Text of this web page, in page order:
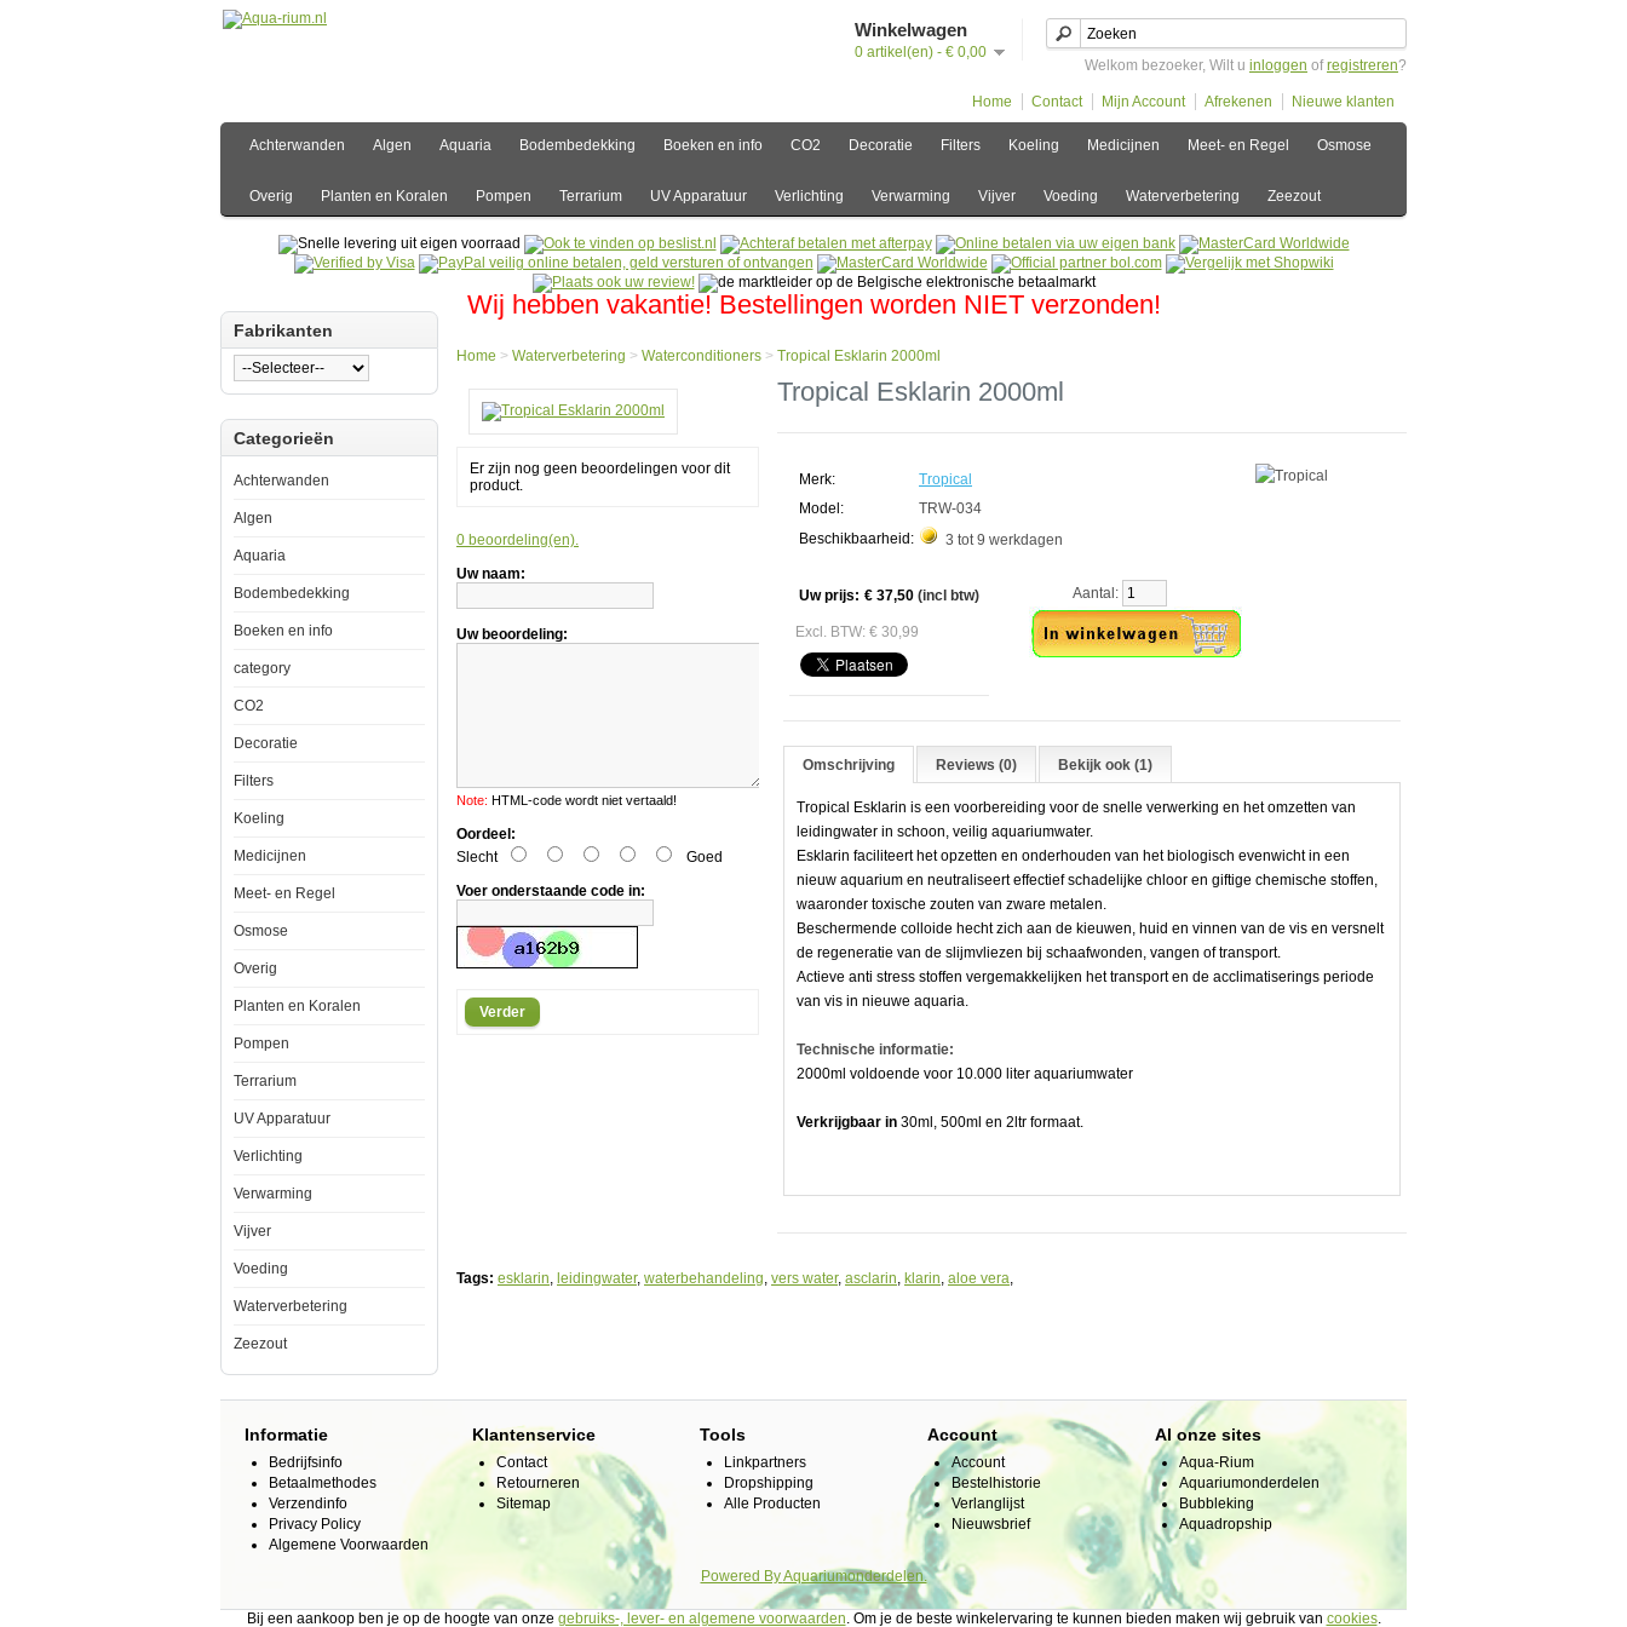
Winkelwagen
0 artikel(en) - € 0,00
Welkom bezoeker, Wilt u inloggen ofregistreren?
Home Contact Mijn Account Afrekenen Nieuwe klanten
Achterwanden Algen Aquaria Bodembedekking Boeken en info CO2 Decoratie Filters Koeling Medicijnen Meet- en Regel Osmose
Overig Planten en Koralen Pompen Terrarium UV Apparatuur Verlichting Verwarming Vijver Voeding Waterverbetering Zeezout
Wij hebben vakantie! Bestellingen worden NIET verzonden!
Fabrikanten
Categorieën
Achterwanden
Algen
Aquaria
Bodembedekking
Boeken en info
category
CO2
Decoratie
Filters
Koeling
Medicijnen
Meet- en Regel
Osmose
Overig
Planten en Koralen
Pompen
Terrarium
UV Apparatuur
Verlichting
Verwarming
Vijver
Voeding
Waterverbetering
Zeezout
Waterverbetering
Tropical
Esklarin
Tropical
Esklarin
2000ml
voorbereiding
de
snelle
verwerking
en
het
van
leidingwater
in
veilig
aquariumwater.
en
neutraliseert
waaronder
toxische
zouten
metalen.
de
Home > Waterverbetering > Waterconditioners > Tropical Esklarin 2000ml
Er zijn nog geen beoordelingen voor dit
product.
0 beoordeling(en).
Uw naam:
Uw beoordeling:
Note: HTML-code wordt niet vertaald!
Oordeel:
Slecht
Goed
Voer onderstaande code in:
Verder
Tropical Esklarin 2000ml
Merk:
Tropical
Model:
TRW-034
Beschikbaarheid:
3 tot 9 werkdagen
Uw prijs: € 37,50 (incl btw)
Excl. BTW: € 30,99
Aantal:
Omschrijving Reviews (0) Bekijk ook (1)
Tropical Esklarin is een voorbereiding voor de snelle verwerking en het omzetten van
leidingwater in schoon, veilig aquariumwater.
Esklarin faciliteert het opzetten en onderhouden van het biologisch evenwicht in een
nieuw aquarium en neutraliseert effectief schadelijke chloor en giftige chemische stoffen,
waaronder toxische zouten van zware metalen.
Beschermende colloide hecht zich aan de kieuwen, huid en vinnen van de vis en versnelt
de regeneratie van de slijmvliezen bij schaafwonden, vangen of transport.
Actieve anti stress stoffen vergemakkelijken het transport en de acclimatiserings periode
van vis in nieuwe aquaria.
Technische informatie:
2000ml voldoende voor 10.000 liter aquariumwater
Verkrijgbaar in 30ml, 500ml en 2ltr formaat.
Tags: esklarin, leidingwater, waterbehandeling, vers water, asclarin, klarin, aloe vera,
Informatie
Bedrijfsinfo
Betaalmethodes
Verzendinfo
Privacy Policy
Algemene Voorwaarden
Klantenservice
Contact
Retourneren
Sitemap
Tools
Linkpartners
Dropshipping
Alle Producten
Account
Account
Bestelhistorie
Verlanglijst
Nieuwsbrief
Al onze sites
Aqua-Rium
Aquariumonderdelen
Bubbleking
Aquadropship
Powered ByAquariumonderdelen.
Bij een aankoop ben je op de hoogte van onze gebruiks-, lever- en algemene voorwaarden. Om je de beste winkelervaring te kunnen bieden maken wij gebruik van cookies.